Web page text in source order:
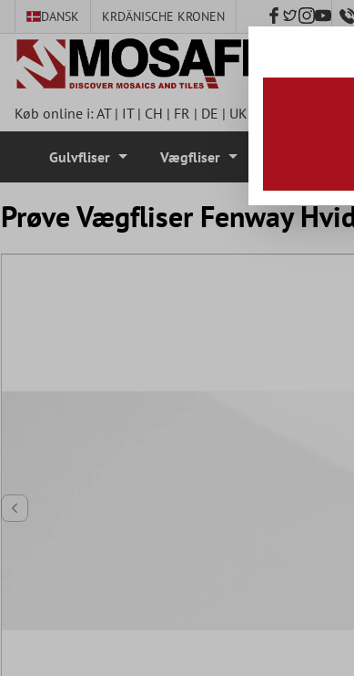
DANSK KRDÄNISCHE KRONEN
Køb online i:AT| IT| CH | FR | DE | UK
Gulvfliser Vægfliser
Prøve Vægfliser Fenway